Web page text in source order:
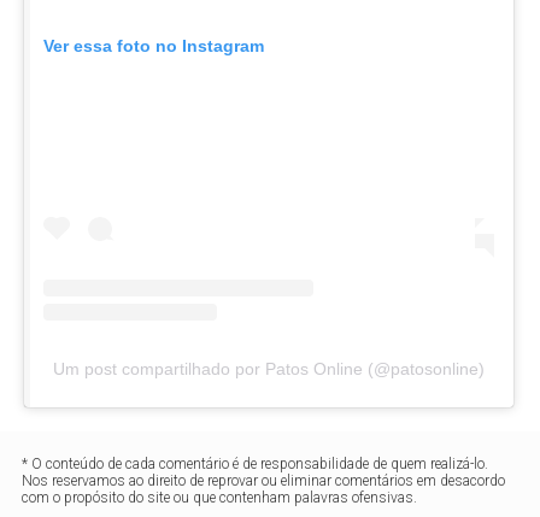
Ver essa foto no Instagram
Um post compartilhado por Patos Online (@patosonline)
* O conteúdo de cada comentário é de responsabilidade de quem realizá-lo.
Nos reservamos ao direito de reprovar ou eliminar comentários em desacordo
com o propósito do site ou que contenham palavras ofensivas.